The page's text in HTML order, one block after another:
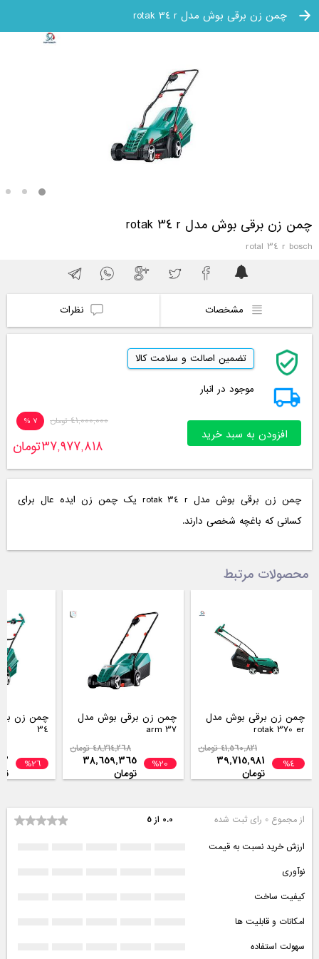
چمن زن برقی بوش مدل rotak 34 r
چمن زن برقی بوش مدل rotak 34 r
rotal 34 r bosch
مشخصات نظرات
تضمین اصالت و سلامت کالا
موجود در انبار
افزودن به سبد خرید
41,000,000تومان 7 %
37,977,818تومان
چمن زن برقی بوش مدل rotak 34 r یک چمن زن ایده عال برای
کسانی که باغچه شخصی دارند.
محصولات مرتبط
چمن زن برقی بوش مدل
rotak 370 er
%4
41,560,821 تومان
39,715,981
تومان
چمن زن برقی بوش مدل
arm 37
%20
48,214,268 تومان
38,659,365
تومان
34
%26
از مجموع 0 رای ثبت شده 0.0 از 5
ارزش خرید نسبت به قیمت
نوآوری
کیفیت ساخت
امکانات و قابلیت ها
سهولت استفاده